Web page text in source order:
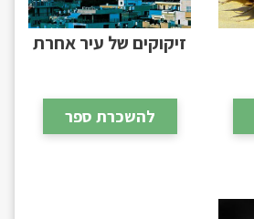
זיקוקים של עיר אחרת
להשכרת ספר